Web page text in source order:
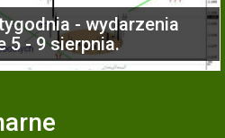
- wydarzenia
5 - 9 sierpnia.